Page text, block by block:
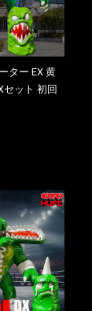
ター EX 黄
セット 初回